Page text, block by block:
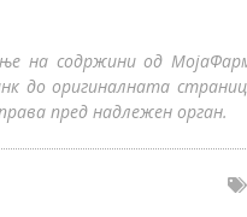
на содржини од
до оригиналната
пред надлежен орган.